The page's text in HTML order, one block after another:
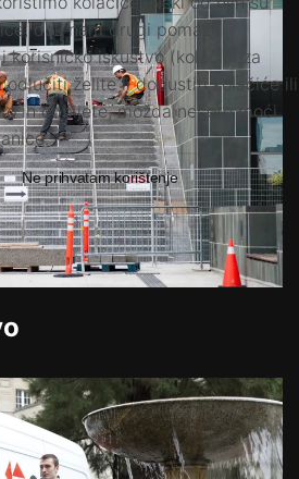
dok nam drugi pomažu
korisničko iskustvo (kolačići za
odlučiti želite li dopustiti kolačiće ili
ih odbijete, možda nećete moći
Ne prihvatam korištenje